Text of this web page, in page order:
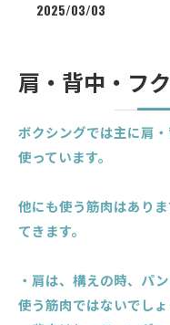
2025/03/03
肩・背中・フ
ボクシングでは主に肩
使っています。
他にも使う筋肉はあり
てきます。
・肩は、構えの時、パ
使う筋肉ではないでしょ